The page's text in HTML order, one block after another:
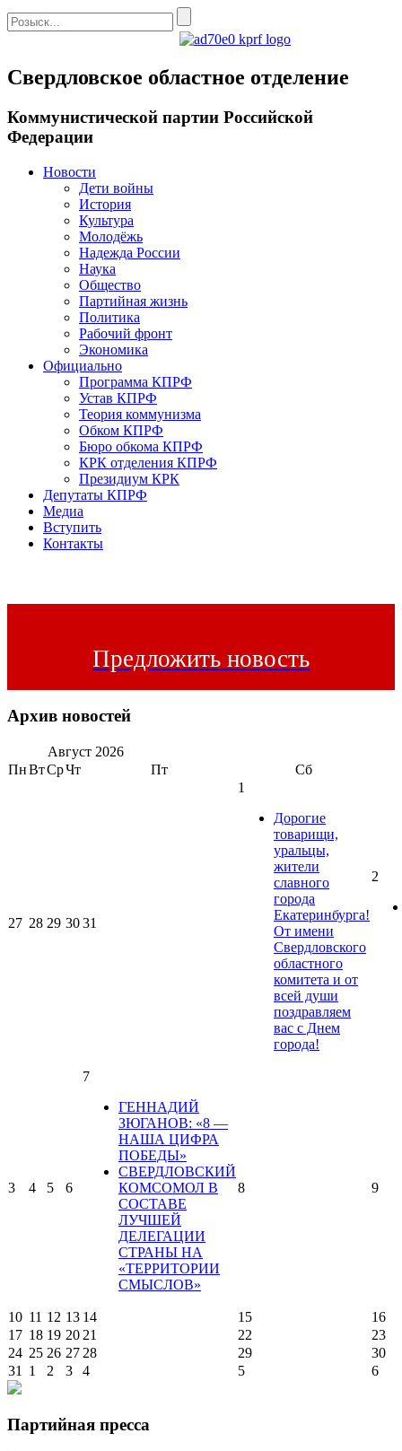
Свердловское областное отделение
Коммунистической партии Российской
Федерации
Новости
Дети войны
История
Культура
Молодёжь
Надежда России
Наука
Общество
Партийная жизнь
Политика
Рабочий фронт
Экономика
Официально
Программа КПРФ
Устав КПРФ
Теория коммунизма
Обком КПРФ
Бюро обкома КПРФ
КРК отделения КПРФ
Президиум КРК
Депутаты КПРФ
Медиа
Вступить
Контакты
Предложить новость
Архив новостей
Август 2026
ПнВтСрЧт Пт Сб
27 28 29 3031
1
Дорогие
товарищи,
уральцы,
жители
славного
города
Екатеринбурга!
От имени
Свердловского
областного
комитета и от
всей души
поздравляем
вас с Днем
города!
2
3 4 5 6
7
ГЕННАДИЙ
ЗЮГАНОВ: «8 —
НАША ЦИФРА
ПОБЕДЫ»
СВЕРДЛОВСКИЙ
КОМСОМОЛ В
СОСТАВЕ
ЛУЧШЕЙ
ДЕЛЕГАЦИИ
СТРАНЫ НА
«ТЕРРИТОРИИ
СМЫСЛОВ»
8 9
10 11 12 13 14 15
16
17 18 19 20 21 22
23
24 25 26 27 28 29
30
31
1 2 3 4 5 6
Партийная пресса